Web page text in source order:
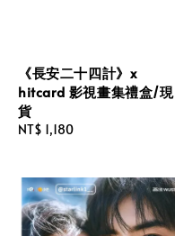
《長安二十四計》x
hitcard 影視畫集禮盒/現
貨
Regular
NT$ 1,180